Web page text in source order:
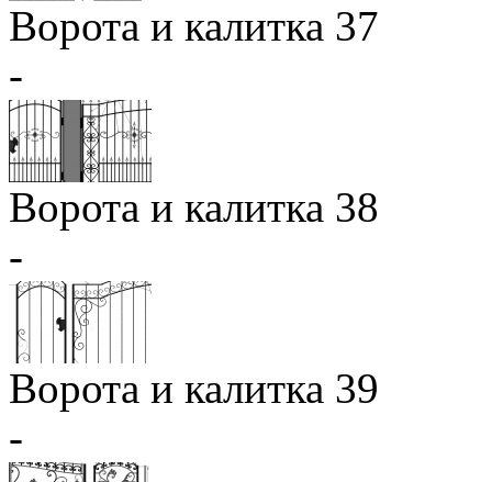
Ворота и калитка 37
-
Ворота и калитка 38
-
Ворота и калитка 39
-